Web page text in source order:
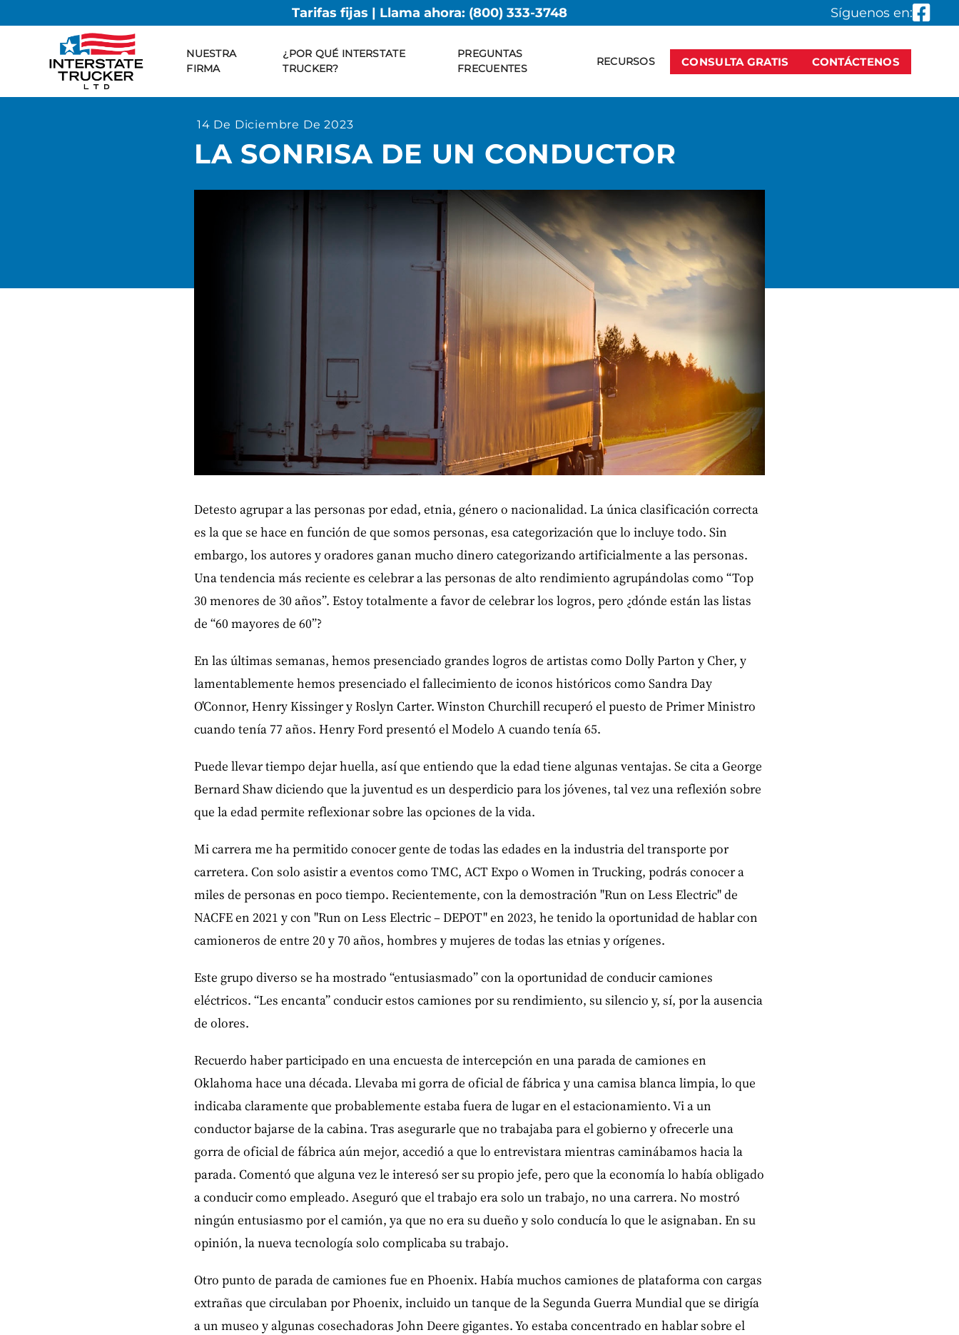
Tarifas fijas | Llama ahora: (800) 333-3748 Síguenos en:
NUESTRA
FIRMA
¿POR QUÉ INTERSTATE
TRUCKER?
PREGUNTAS
FRECUENTES
RECURSOS CONSULTA GRATIS CONTÁCTENOS
14 De Diciembre De 2023
LA SONRISA DE UN CONDUCTOR
Detesto agrupar a las personas por edad, etnia, género o nacionalidad. La única clasificación correcta
es la que se hace en función de que somos personas, esa categorización que lo incluye todo. Sin
embargo, los autores y oradores ganan mucho dinero categorizando artificialmente a las personas.
Una tendencia más reciente es celebrar a las personas de alto rendimiento agrupándolas como “Top
30 menores de 30 años”. Estoy totalmente a favor de celebrar los logros, pero ¿dónde están las listas
de “60 mayores de 60”?
En las últimas semanas, hemos presenciado grandes logros de artistas como Dolly Parton y Cher, y
lamentablemente hemos presenciado el fallecimiento de iconos históricos como Sandra Day
O'Connor, Henry Kissinger y Roslyn Carter. Winston Churchill recuperó el puesto de Primer Ministro
cuando tenía 77 años. Henry Ford presentó el Modelo A cuando tenía 65.
Puede llevar tiempo dejar huella, así que entiendo que la edad tiene algunas ventajas. Se cita a George
Bernard Shaw diciendo que la juventud es un desperdicio para los jóvenes, tal vez una reflexión sobre
que la edad permite reflexionar sobre las opciones de la vida.
Mi carrera me ha permitido conocer gente de todas las edades en la industria del transporte por
carretera. Con solo asistir a eventos como TMC, ACT Expo o Women in Trucking, podrás conocer a
miles de personas en poco tiempo. Recientemente, con la demostración "Run on Less Electric" de
NACFE en 2021 y con "Run on Less Electric – DEPOT" en 2023, he tenido la oportunidad de hablar con
camioneros de entre 20 y 70 años, hombres y mujeres de todas las etnias y orígenes.
Este grupo diverso se ha mostrado “entusiasmado” con la oportunidad de conducir camiones
eléctricos. “Les encanta” conducir estos camiones por su rendimiento, su silencio y, sí, por la ausencia
de olores.
Recuerdo haber participado en una encuesta de intercepción en una parada de camiones en
Oklahoma hace una década. Llevaba mi gorra de oficial de fábrica y una camisa blanca limpia, lo que
indicaba claramente que probablemente estaba fuera de lugar en el estacionamiento. Vi a un
conductor bajarse de la cabina. Tras asegurarle que no trabajaba para el gobierno y ofrecerle una
gorra de oficial de fábrica aún mejor, accedió a que lo entrevistara mientras caminábamos hacia la
parada. Comentó que alguna vez le interesó ser su propio jefe, pero que la economía lo había obligado
a conducir como empleado. Aseguró que el trabajo era solo un trabajo, no una carrera. No mostró
ningún entusiasmo por el camión, ya que no era su dueño y solo conducía lo que le asignaban. En su
opinión, la nueva tecnología solo complicaba su trabajo.
Otro punto de parada de camiones fue en Phoenix. Había muchos camiones de plataforma con cargas
extrañas que circulaban por Phoenix, incluido un tanque de la Segunda Guerra Mundial que se dirigía
a un museo y algunas cosechadoras John Deere gigantes. Yo estaba concentrado en hablar sobre el